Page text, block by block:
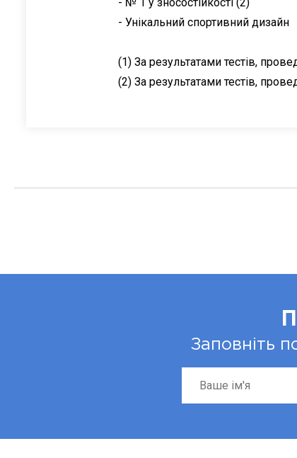
- Унікальний спортивний дизайн
(1) За результатами тестів,
(2) За результатами тестів,
Заповніть